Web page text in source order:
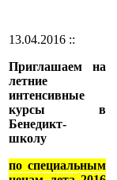
13.04.2016 ::
Приглашаем на
летние
интенсивные
курсы в
Бенедикт-
школу
по специальным